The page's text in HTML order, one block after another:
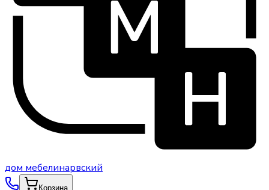
дом мебелинарвский
Корзина